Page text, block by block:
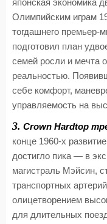
японская экономика
Олимпийским играм
тогдашнего премьер-
подготовил план
семей росли и мечта
реальностью.
себе комфорт,
управляемость на
3. Crown Hardtop
конце 1960-х
достигло пика — в
магистраль Мэйсин,
транспортных
олицетворением
для длительных